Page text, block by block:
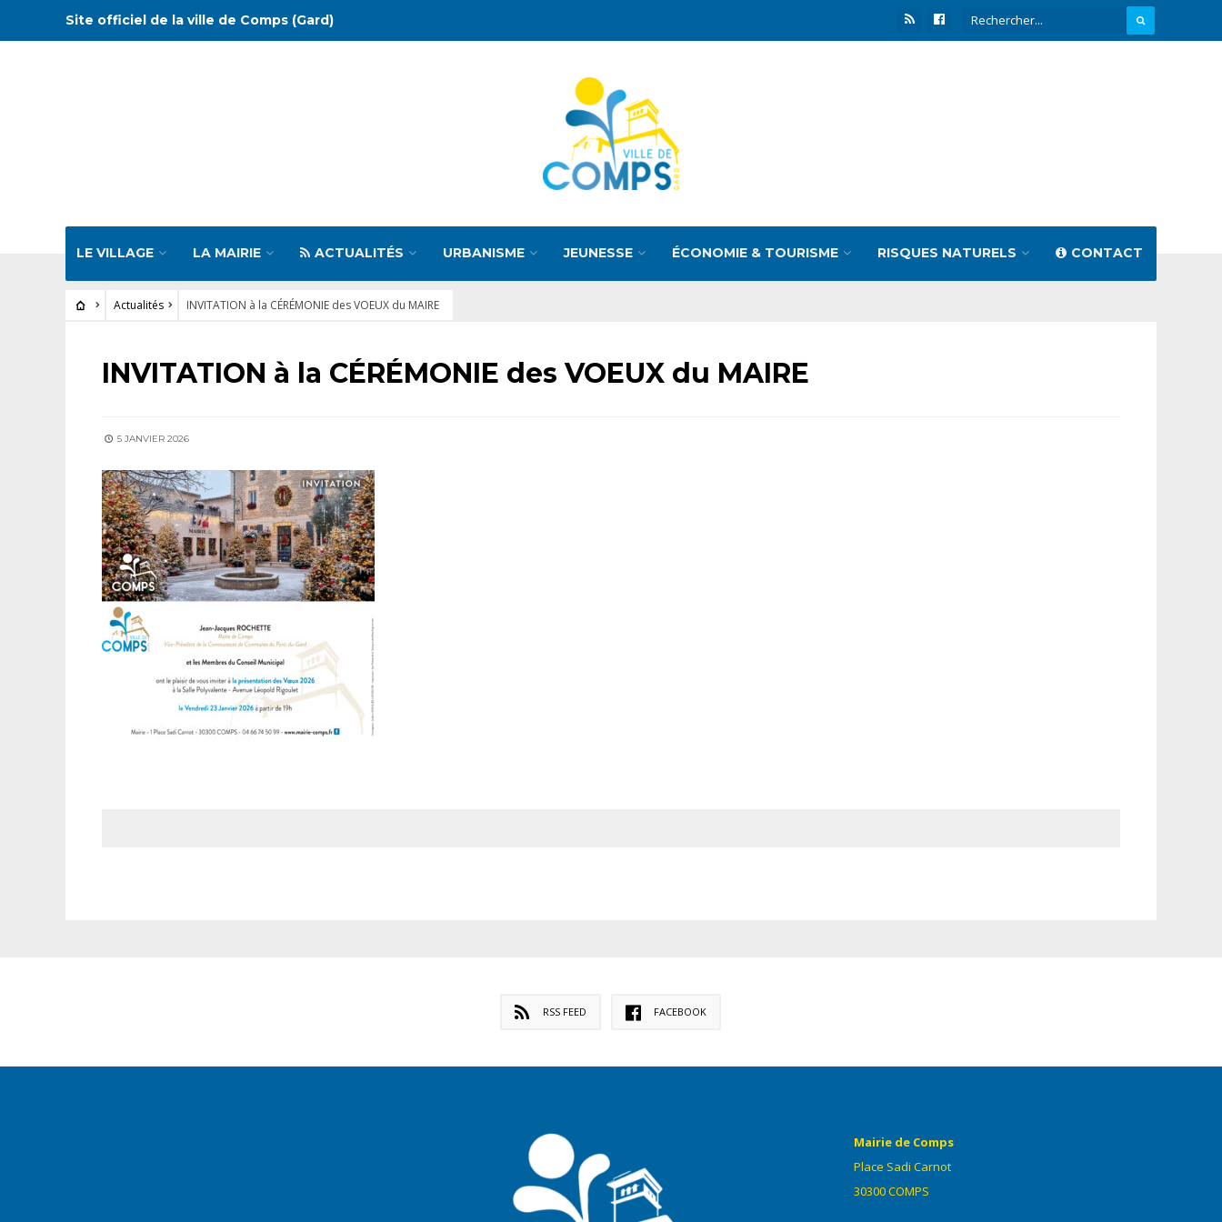
Site officiel de la ville de Comps (Gard)
LE VILLAGE LA MAIRIE ACTUALITÉS URBANISME JEUNESSE ÉCONOMIE & TOURISME RISQUES NATURELS CONTACT
Actualités INVITATION à la CÉRÉMONIE des VOEUX du MAIRE
ACTUALITÉS
INVITATION à la CÉRÉMONIE des VOEUX du MAIRE
5 JANVIER 2026
RSS FEED FACEBOOK
Mairie de Comps
Place Sadi Carnot
30300 COMPS